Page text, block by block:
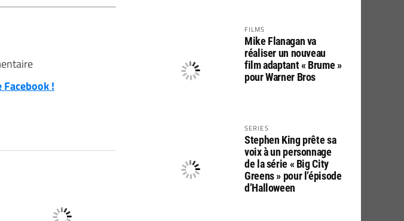
Facebook !
FILMS
Mike Flanagan va
réaliser un nouveau
film adaptant « Brume »
pour Warner Bros
SERIES
Stephen King prête sa
voix à un personnage
de la série « Big City
Greens » pour l’épisode
d’Halloween